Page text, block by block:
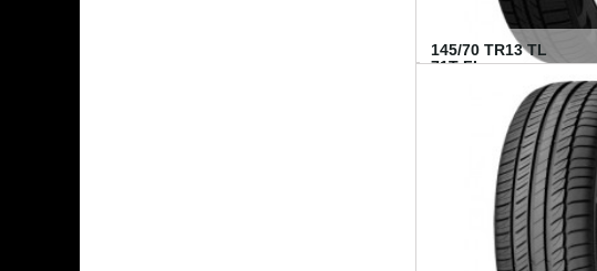
145/70 TR13 TL
71T FI...